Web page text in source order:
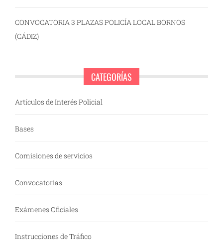
CONVOCATORIA 3 PLAZAS POLICÍA LOCAL BORNOS
(CÁDIZ)
CATEGORÍAS
Artículos de Interés Policial
Bases
Comisiones de servicios
Convocatorias
Exámenes Oficiales
Instrucciones de Tráfico